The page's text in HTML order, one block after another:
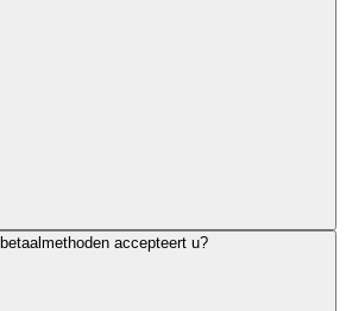
accepteert u?